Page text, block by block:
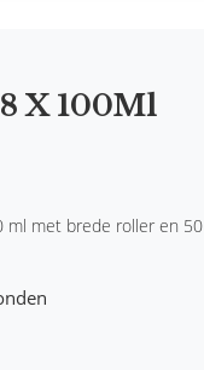
X 100Ml
ml met brede roller en 50